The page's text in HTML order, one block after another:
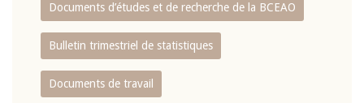
Documents d’études et de recherche de la BCEAO
Bulletin trimestriel de statistiques
Documents de travail